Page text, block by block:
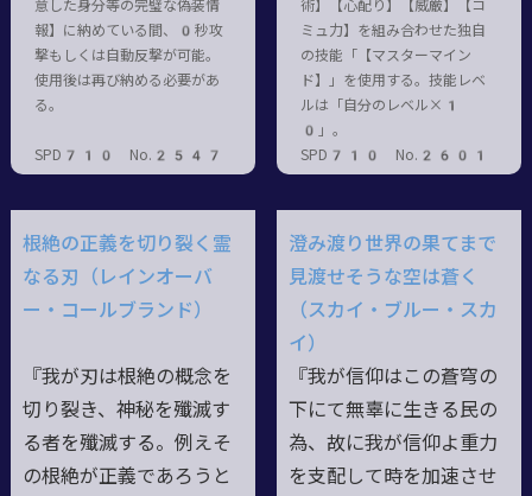
意した身分等の完璧な偽装情
報】に納めている間、0秒攻
撃もしくは自動反撃が可能。
使用後は再び納める必要があ
る。
SPD710 No.2547
術】【心配り】【威厳】【コ
ミュ力】を組み合わせた独自
の技能「【マスターマイン
ド】」を使用する。技能レベ
ルは「自分のレベル×1
0」。
SPD710 No.2601
根絶の正義を切り裂く霊
なる刃（レインオーバ
ー・コールブランド）
『我が刃は根絶の概念を
切り裂き、神秘を殲滅す
る者を殲滅する。例えそ
の根絶が正義であろうと
澄み渡り世界の果てまで
見渡せそうな空は蒼く
（スカイ・ブルー・スカ
イ）
『我が信仰はこの蒼穹の
下にて無辜に生きる民の
為、故に我が信仰よ重力
を支配して時を加速させ